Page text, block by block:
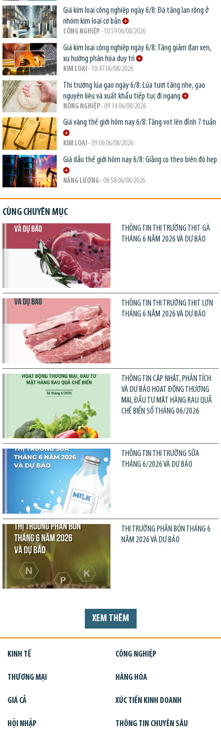
Giá kim loại công nghiệp ngày 6/8: Đà tăng lan rộng ở
nhóm kim loại cơ bản
CÔNG NGHIỆP- 10:59 06/08/2026
Giá kim loại công nghiệp ngày 6/8: Tăng giảm đan xen,
xu hướng phân hóa duy trì
KIM LOẠI - 10:47 06/08/2026
Thị trường lúa gạo ngày 6/8: Lúa tươi tăng nhẹ, gạo
nguyên liệu và xuất khẩu tiếp tục đi ngang
NÔNG NGHIỆP- 09:14 06/08/2026
Giá vàng thế giới hôm nay 6/8: Tăng vọt lên đỉnh 7 tuần
KIM LOẠI - 09:06 06/08/2026
Giá dầu thế giới hôm nay 6/8: Giằng co theo biên độ hẹp
NĂNG LƯỢNG - 08:58 06/08/2026
CÙNG CHUYÊN MỤC
THÔNG TIN THỊ TRƯỜNG THỊT GÀ
THÁNG 6 NĂM 2026 VÀ DỰ BÁO
THÔNG TIN THỊ TRƯỜNG THỊT LỢN
THÁNG 6 NĂM 2026 VÀ DỰ BÁO
THÔNG TIN CẬP NHẬT, PHÂN TÍCH
VÀ DỰ BÁO HOẠT ĐỘNG THƯƠNG
MẠI, ĐẦU TƯ MẶT HÀNG RAU QUẢ
CHẾ BIẾN SỐ THÁNG 06/2026
THÔNG TIN THỊ TRƯỜNG SỮA
THÁNG 6/2026 VÀ DỰ BÁO
THỊ TRƯỜNG PHÂN BÓN THÁNG 6
NĂM 2026 VÀ DỰ BÁO
XEM THÊM
KINH TẾ CÔNG NGHIỆP
THƯƠNG MẠI HÀNG HÓA
GIÁ CẢ XÚC TIẾN KINH DOANH
HỘI NHẬP THÔNG TIN CHUYÊN SÂU